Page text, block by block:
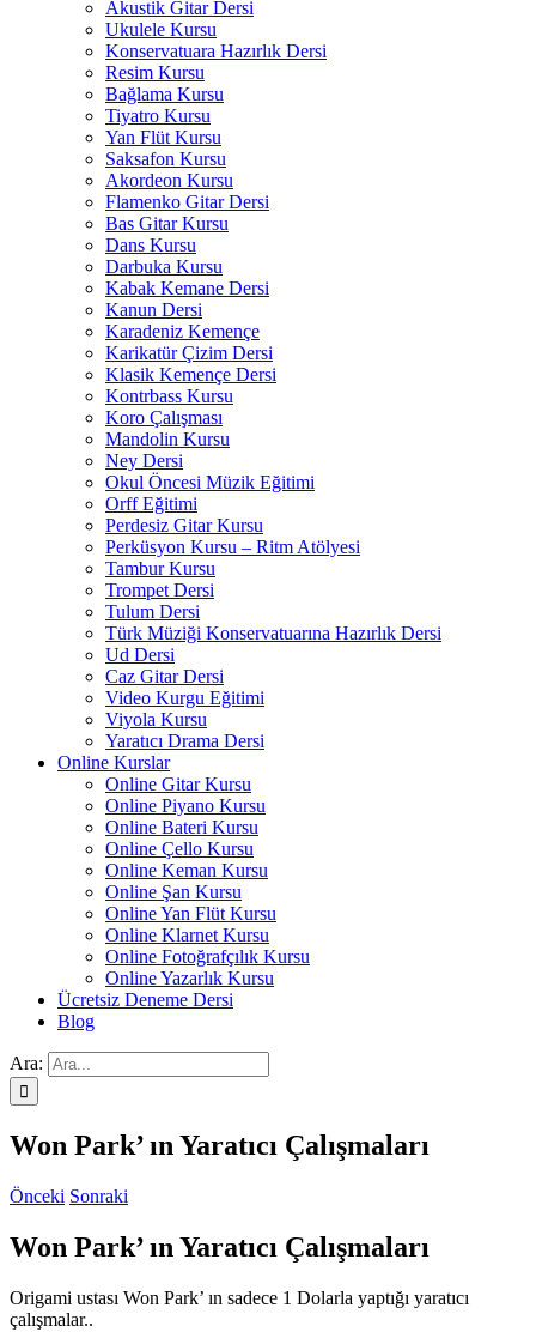
Akustik Gitar Dersi
Ukulele Kursu
Konservatuara Hazırlık Dersi
Resim Kursu
Bağlama Kursu
Tiyatro Kursu
Yan Flüt Kursu
Saksafon Kursu
Akordeon Kursu
Flamenko Gitar Dersi
Bas Gitar Kursu
Dans Kursu
Darbuka Kursu
Kabak Kemane Dersi
Kanun Dersi
Karadeniz Kemençe
Karikatür Çizim Dersi
Klasik Kemençe Dersi
Kontrbass Kursu
Koro Çalışması
Mandolin Kursu
Ney Dersi
Okul Öncesi Müzik Eğitimi
Orff Eğitimi
Perdesiz Gitar Kursu
Perküsyon Kursu – Ritm Atölyesi
Tambur Kursu
Trompet Dersi
Tulum Dersi
Türk Müziği Konservatuarına Hazırlık Dersi
Ud Dersi
Caz Gitar Dersi
Video Kurgu Eğitimi
Viyola Kursu
Yaratıcı Drama Dersi
Online Kurslar
Online Gitar Kursu
Online Piyano Kursu
Online Bateri Kursu
Online Çello Kursu
Online Keman Kursu
Online Şan Kursu
Online Yan Flüt Kursu
Online Klarnet Kursu
Online Fotoğrafçılık Kursu
Online Yazarlık Kursu
Ücretsiz Deneme Dersi
Blog
Ara:
Won Park’ ın Yaratıcı Çalışmaları
Önceki Sonraki
Won Park’ ın Yaratıcı Çalışmaları
Origami ustası Won Park’ ın sadece 1 Dolarla yaptığı yaratıcı
çalışmalar..